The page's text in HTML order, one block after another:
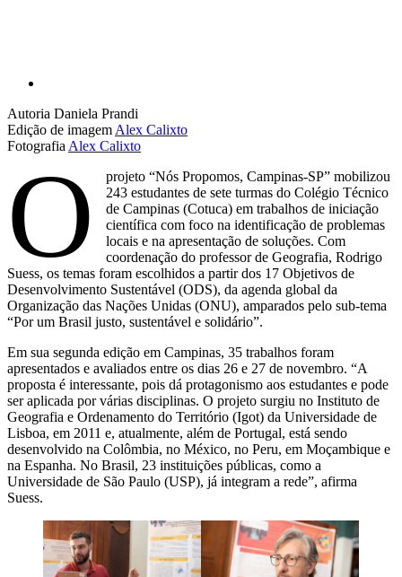
Autoria Daniela Prandi
Edição de imagem Alex Calixto
Fotografia Alex Calixto
O
projeto “Nós Propomos, Campinas-SP” mobilizou
243 estudantes de sete turmas do Colégio Técnico
de Campinas (Cotuca) em trabalhos de iniciação
científica com foco na identificação de problemas
locais e na apresentação de soluções. Com
coordenação do professor de Geografia, Rodrigo
Suess, os temas foram escolhidos a partir dos 17 Objetivos de
Desenvolvimento Sustentável (ODS), da agenda global da
Organização das Nações Unidas (ONU), amparados pelo sub-tema
“Por um Brasil justo, sustentável e solidário”.
Em sua segunda edição em Campinas, 35 trabalhos foram
apresentados e avaliados entre os dias 26 e 27 de novembro. “A
proposta é interessante, pois dá protagonismo aos estudantes e pode
ser aplicada por várias disciplinas. O projeto surgiu no Instituto de
Geografia e Ordenamento do Território (Igot) da Universidade de
Lisboa, em 2011 e, atualmente, além de Portugal, está sendo
desenvolvido na Colômbia, no México, no Peru, em Moçambique e
na Espanha. No Brasil, 23 instituições públicas, como a
Universidade de São Paulo (USP), já integram a rede”, afirma
Suess.